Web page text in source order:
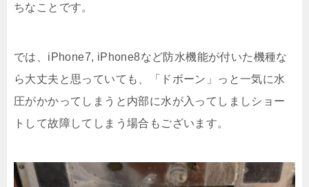
ちなことです。
では、iPhone7, iPhone8など防水機能が付いた機種な
ら大丈夫と思っていても、「ドボーン」っと一気に水
圧がかかってしまうと内部に水が入ってしましショー
トして故障してしまう場合もございます。